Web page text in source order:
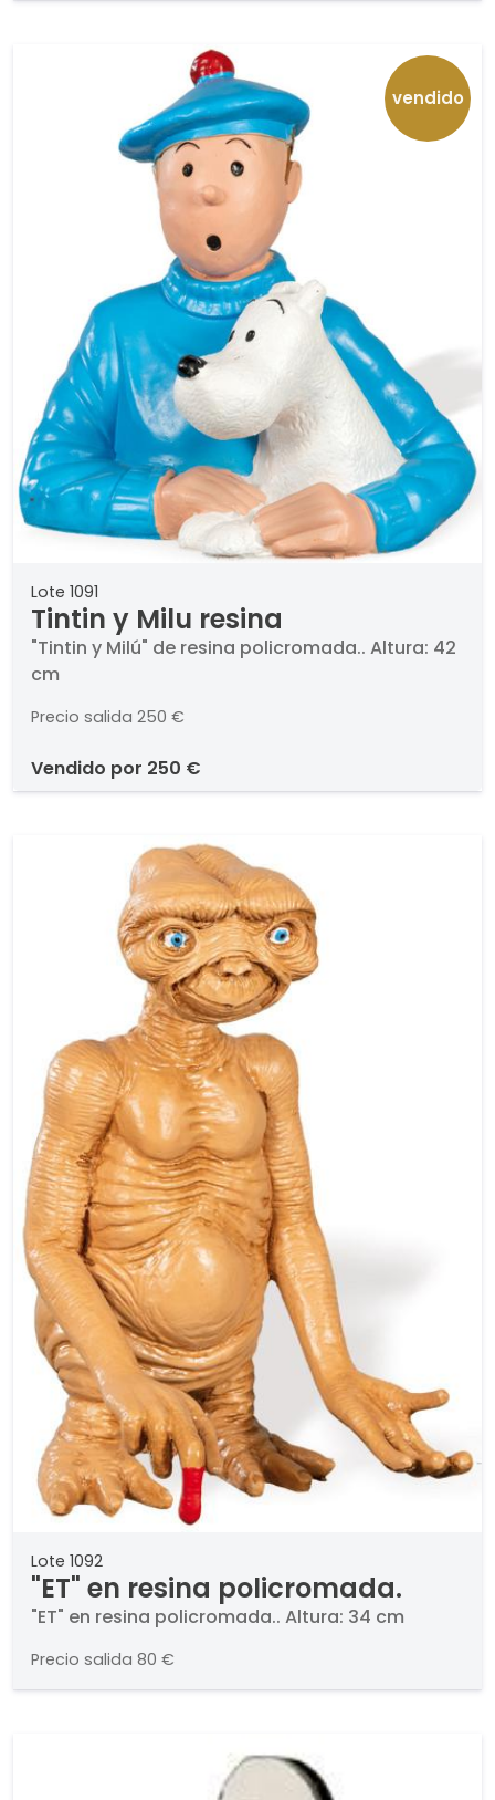
vendido
Lote 1091
Tintin y Milu resina
"Tintin y Milú" de resina policromada.. Altura: 42
cm
Precio salida 250 €
vendido por 250 €
Lote 1092
"ET" en resina policromada.
"ET" en resina policromada.. Altura: 34 cm
Precio salida 80 €